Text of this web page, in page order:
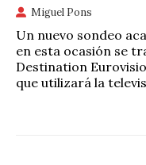
Miguel Pons
Un nuevo sondeo
en esta ocasión se
Destination
que utilizará la